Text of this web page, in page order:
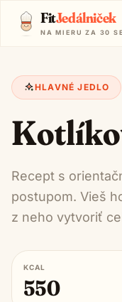
FitJedálniček
NA MIERU ZA 30
HLAVNÉ JEDLO
Recept s
postupom. Vieš
z neho vytvoriť
KCAL
550